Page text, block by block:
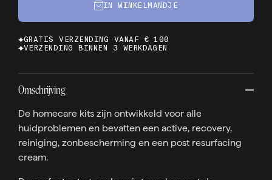
IN WINKELMANDJE
GRATIS VERZENDING VANAF € 100
VERZENDING BINNEN 3 WERKDAGEN
Omschrijving
De homecare kits zijn ontwikkeld voor alle
huidproblemen en bevatten een active, recovery,
reiniging, zonbescherming en een post resurfacing
cream.